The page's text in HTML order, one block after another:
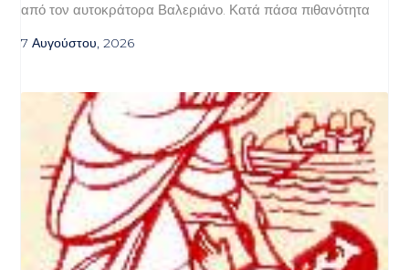
από τον αυτοκράτορα Βαλεριάνο. Κατά πάσα πιθανότητα
7 Αυγούστου, 2026